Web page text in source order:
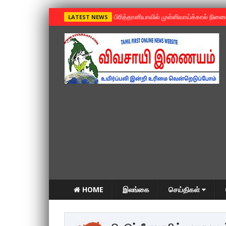
LATEST NEWS »பிரித்தானியாவில் முள்ளிவாய்க்கால்
HOME இலங்கை செய்திகள்